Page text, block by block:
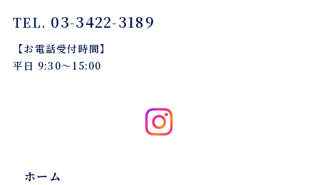
TEL. 03-3422-3189
【お電話受付時間】
平日 9:30〜15:00
ホーム